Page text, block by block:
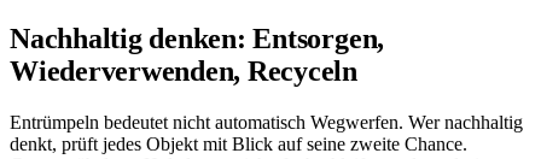
Nachhaltig denken: Entsorgen,
Wiederverwenden, Recyceln
Entrümpeln bedeutet nicht automatisch Wegwerfen. Wer nachhaltig
denkt, prüft jedes Objekt mit Blick auf seine zweite Chance.